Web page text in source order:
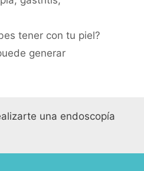
tener con tu piel?
generar
una endoscopía